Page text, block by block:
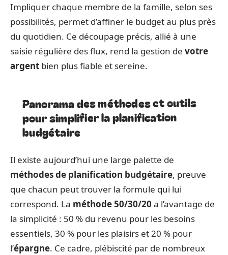
Impliquer chaque membre de la famille, selon ses
possibilités, permet d’affiner le budget au plus près
du quotidien. Ce découpage précis, allié à une
saisie régulière des flux, rend la gestion de votre
argent bien plus fiable et sereine.
Panorama des méthodes et outils
pour simplifier la planification
budgétaire
Il existe aujourd’hui une large palette de
méthodes de planification budgétaire, preuve
que chacun peut trouver la formule qui lui
correspond. La méthode 50/30/20 a l’avantage de
la simplicité : 50 % du revenu pour les besoins
essentiels, 30 % pour les plaisirs et 20 % pour
l’épargne. Ce cadre, plébiscité par de nombreux